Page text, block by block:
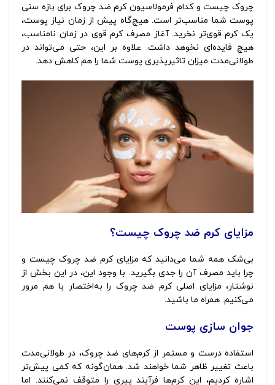
چروک چیست و کدام فرمولاسیون کرم ضد چروک برای بازه سنی
پوست شما مناسب‌تر است. هیچ‌گاه پیش از زمان نیاز پوست،
یک کرم قوی‌تر نخرید. آغاز مصرف کرم قوی در زمان نامناسب،
هیچ فایده‌ای نخوهد داشت. علاوه بر این، حتی می‌تواند در
طولانی‌مدت میزان تاثیرپذیری پوست شما را هم کاهش دهد.
مزایای کرم ضد چروک چیست؟
بی‌شک همه شما می‌دانید که مزایای کرم ضد چروک چیست و
چرا باید مصرف آن را جدی بگیرید. با وجود این، در این بخش از
نوشتار، مزایای اصلی کرم ضد چروک را به‌اختصار با هم مرور
می‌کنیم. همراه ما باشید.
جوان سازی پوست
استفاده درست و مستمر از کرم‌های ضد چروک، در طولانی‌مدت
باعث تغییر ظاهر شما خواهند شد. همان‌گونه که کمی پیش‌تر
اشاره کردیم، این کرم‌ها فرآیند پیری را متوقف نمی‌کنند. اما